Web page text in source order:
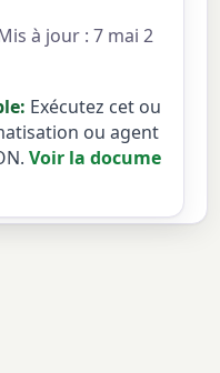
à jour : 7 mai 2
Exécutez cet ou
ou agent
Voir la docume